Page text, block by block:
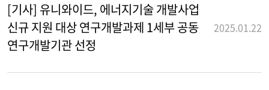
[기사] 유니와이드, 에너지기술 개발사업
신규 지원 대상 연구개발과제 1세부 공동
연구개발기관 선정
2025.01.22